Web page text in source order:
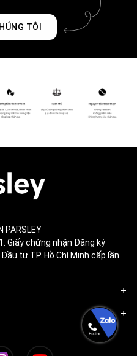
TÔI
PARSLEY
Giấy chứng nhận Đăng ký
tư TP. Hồ Chí Minh cấp lần